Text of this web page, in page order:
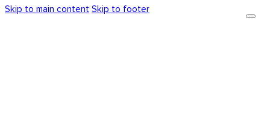
Skip to main content Skip to footer